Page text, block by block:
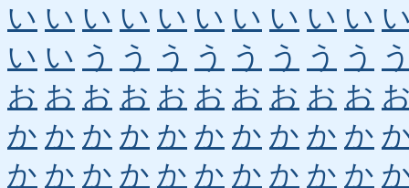
い い い い い い い い い い
い い う う う う う う う う
お お お お お お お お お お
か か か か か か か か か か
か か か か か か か か か か